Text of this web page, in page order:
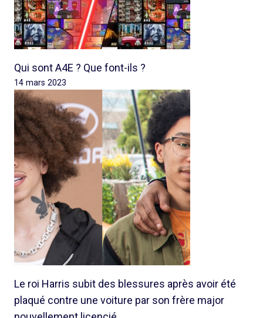
Qui sont A4E ? Que font-ils ?
14 mars 2023
Le roi Harris subit des blessures après avoir été
plaqué contre une voiture par son frère major